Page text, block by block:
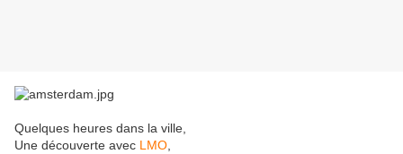
Quelques heures dans la ville,
Une découverte avec LMO